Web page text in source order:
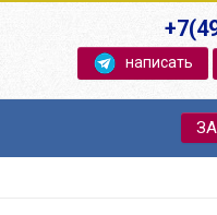
написать